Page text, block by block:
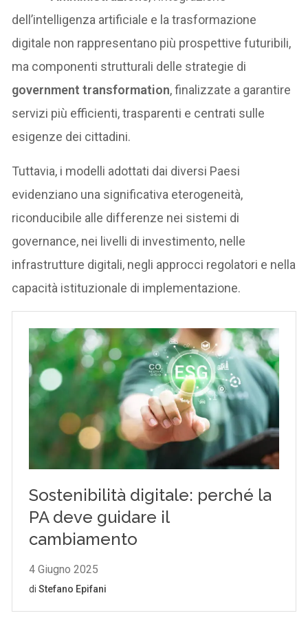
dell’intelligenza artificiale e la trasformazione
digitale non rappresentano più prospettive futuribili,
ma componenti strutturali delle strategie di
government transformation, finalizzate a garantire
servizi più efficienti, trasparenti e centrati sulle
esigenze dei cittadini.
Tuttavia, i modelli adottati dai diversi Paesi
evidenziano una significativa eterogeneità,
riconducibile alle differenze nei sistemi di
governance, nei livelli di investimento, nelle
infrastrutture digitali, negli approcci regolatori e nella
capacità istituzionale di implementazione.